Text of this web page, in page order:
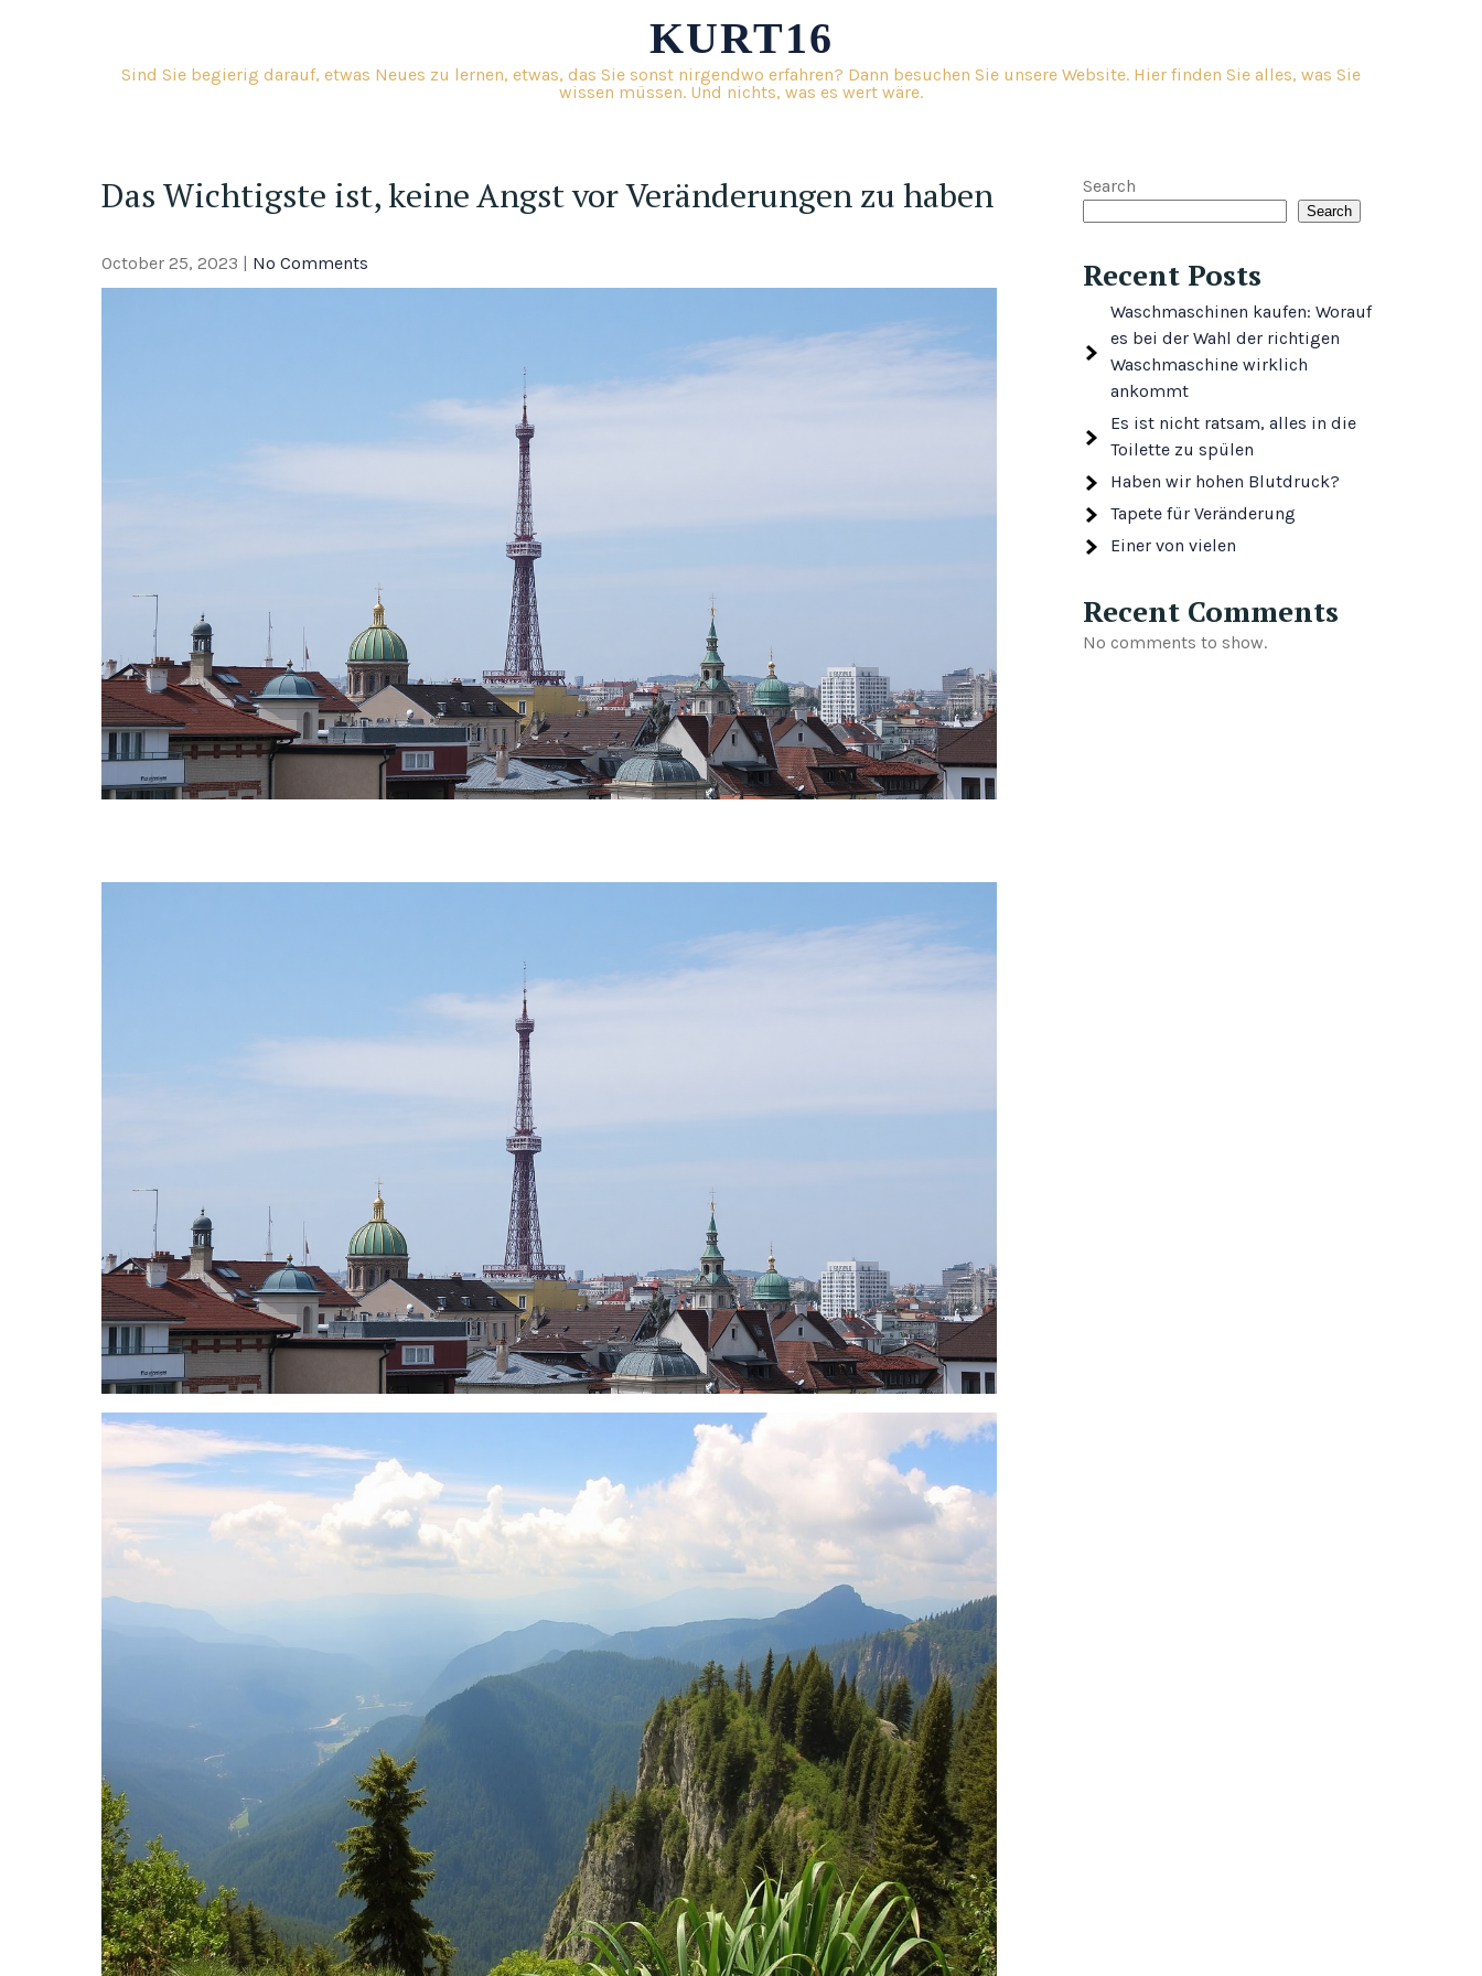
KURT16
Sind Sie begierig darauf, etwas Neues zu lernen, etwas, das Sie sonst nirgendwo erfahren? Dann besuchen Sie unsere Website. Hier finden Sie alles, was Sie
wissen müssen. Und nichts, was es wert wäre.
Das Wichtigste ist, keine Angst vor Veränderungen zu haben
October 25, 2023 | No Comments
Search
Search
Recent Posts
Waschmaschinen kaufen: Worauf
es bei der Wahl der richtigen
Waschmaschine wirklich
ankommt
Es ist nicht ratsam, alles in die
Toilette zu spülen
Haben wir hohen Blutdruck?
Tapete für Veränderung
Einer von vielen
Recent Comments
No comments to show.